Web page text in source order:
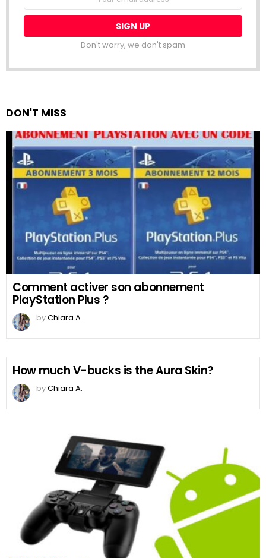
Don't worry, we don't spam
DON'T MISS
Comment activer son abonnement
PlayStation Plus ?
byChiara A.
How much V-bucks is the Aura Skin?
byChiara A.